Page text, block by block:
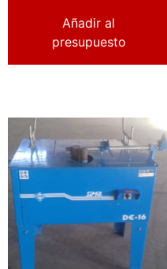
Añadir al
presupuesto